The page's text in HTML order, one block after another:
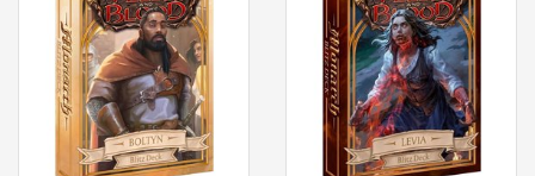
Veiligheid
Pasen